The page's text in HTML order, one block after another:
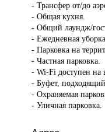
- Трансфер от/до
- Общая кухня.
- Общий лаундж/
- Ежедневная
- Парковка на
- Частная парковка.
- Wi-Fi доступен на
- Буфет,
- Охраняемая
- Уличная парковка.